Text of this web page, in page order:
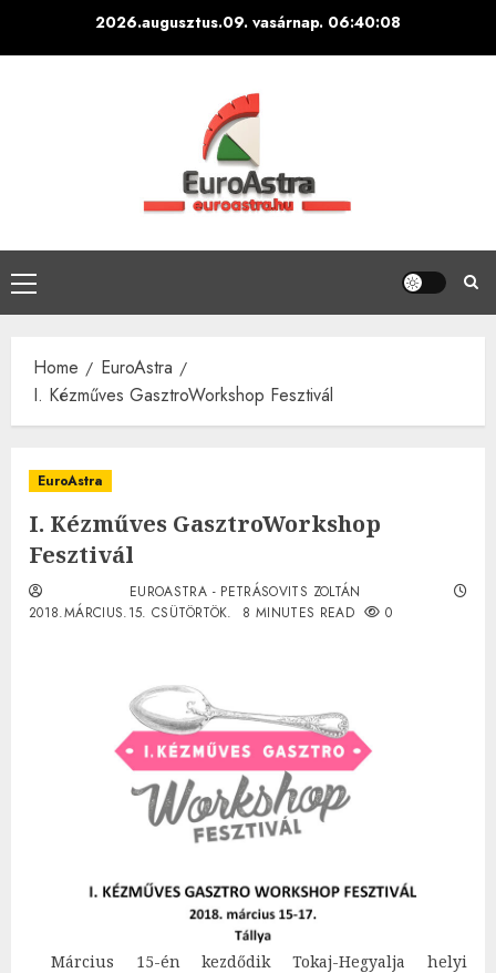
2026.augusztus.09. vasárnap. 06:40:09
Primary
Menu
Home
EuroAstra
I. Kézműves GasztroWorkshop Fesztivál
EuroAstra
I. Kézműves GasztroWorkshop
Fesztivál
EUROASTRA - PETRÁSOVITS ZOLTÁN
2018.MÁRCIUS.15. CSÜTÖRTÖK.
8 MINUTES READ 0
Március 15-én kezdődik Tokaj-Hegyalja helyi